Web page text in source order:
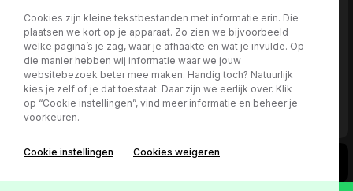
073 2340606
Berlicum
Kan ik je misschien helpen?
Bij beschikbaarheid ook in de avond of op zondag.
Privacy policy
Cookies zijn kleine tekstbestanden met informatie erin. Die
plaatsen we kort op je apparaat. Zo zien we bijvoorbeeld
welke pagina’s je zag, waar je afhaakte en wat je invulde. Op
die manier hebben wij informatie waar we jouw
websitebezoek beter mee maken. Handig toch? Natuurlijk
kies je zelf of je dat toestaat. Daar zijn we eerlijk over. Klik
op “Cookie instellingen”, vind meer informatie en beheer je
voorkeuren.
Cookie instellingen Cookies weigeren